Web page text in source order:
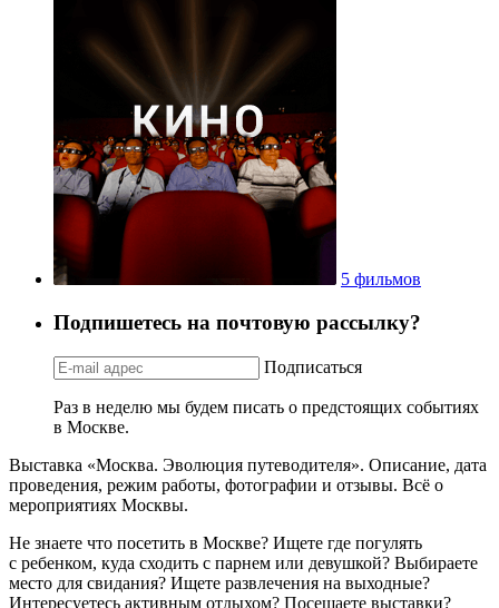
5 фильмов
Подпишетесь на почтовую рассылку?
Подписаться
Раз в неделю мы будем писать о предстоящих событиях
в Москве.
Выставка «Москва. Эволюция путеводителя». Описание, дата
проведения, режим работы, фотографии и отзывы. Всё о
мероприятиях Москвы.
Не знаете что посетить в Москве? Ищете где погулять
с ребенком, куда сходить с парнем или девушкой? Выбираете
место для свидания? Ищете развлечения на выходные?
Интересуетесь активным отдыхом? Посещаете выставки?